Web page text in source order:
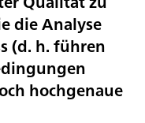
die Analyse
(d. h. führen
hochgenaue